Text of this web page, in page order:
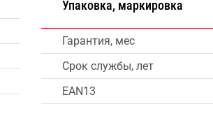
Упаковка, маркировка
Гарантия, мес
Срок службы, лет
EAN13